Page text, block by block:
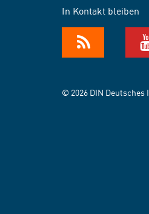
In Kontakt bleiben
© 2026 DIN